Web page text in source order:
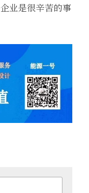
业是很辛苦的事